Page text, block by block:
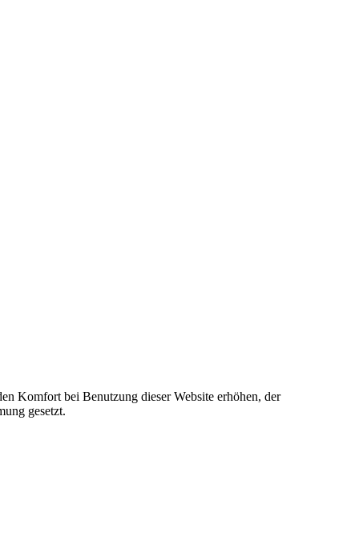
Komfort bei Benutzung dieser Website erhöhen, der
gesetzt.